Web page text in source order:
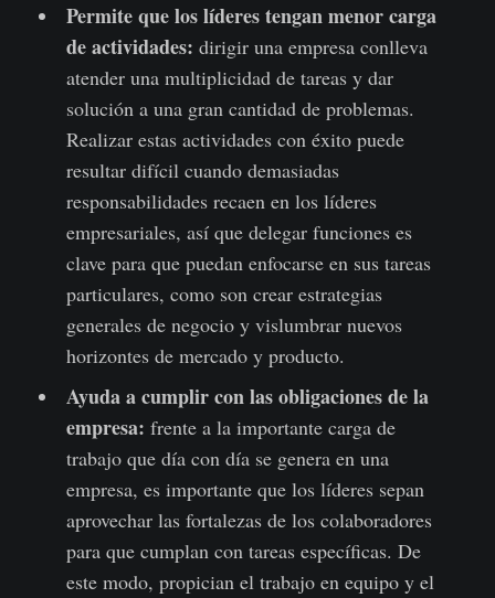
Permite que los líderes tengan menor carga
de actividades: dirigir una empresa conlleva
atender una multiplicidad de tareas y dar
solución a una gran cantidad de problemas.
Realizar estas actividades con éxito puede
resultar difícil cuando demasiadas
responsabilidades recaen en los líderes
empresariales, así que delegar funciones es
clave para que puedan enfocarse en sus tareas
particulares, como son crear estrategias
generales de negocio y vislumbrar nuevos
horizontes de mercado y producto.
Ayuda a cumplir con las obligaciones de la
empresa: frente a la importante carga de
trabajo que día con día se genera en una
empresa, es importante que los líderes sepan
aprovechar las fortalezas de los colaboradores
para que cumplan con tareas específicas. De
este modo, propician el trabajo en equipo y el